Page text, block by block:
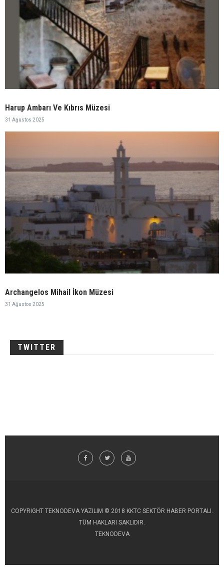
Harup Ambarı Ve Kıbrıs Müzesi
31 Ağustos 2025
Archangelos Mihail İkon Müzesi
31 Ağustos 2025
TWITTER
COPYRIGHT TEKNODEVA YAZILIM © 2018 KKTC SEKTÖR HABER PORTALI.
TÜM HAKLARI SAKLIDIR.
TEKNODEVA